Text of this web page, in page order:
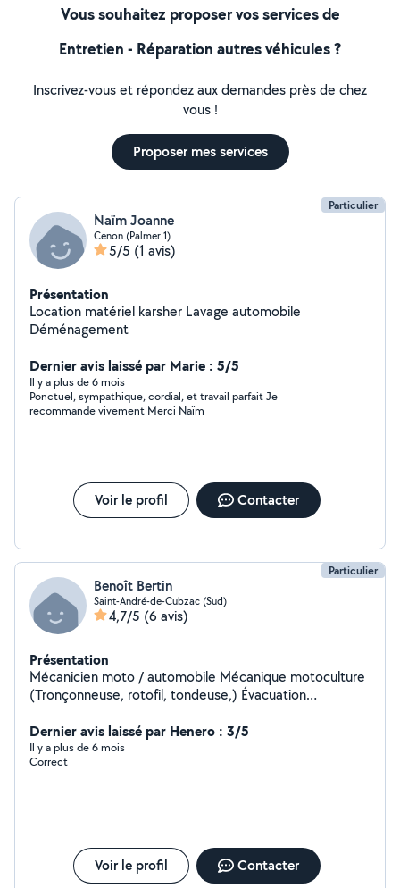
Vous souhaitez proposer vos services de
Entretien - Réparation autres véhicules ?
Inscrivez-vous et répondez aux demandes près de chez
vous !
Proposer mes services
Particulier
Naïm Joanne
Cenon (Palmer 1)
5/5 (1 avis)
Présentation
Location matériel karsher Lavage automobile
Déménagement
Dernier avis laissé par Marie : 5/5
Il y a plus de 6 mois
Ponctuel, sympathique, cordial, et travail parfait Je
recommande vivement Merci Naïm
Voir le profil Contacter
Particulier
Benoît Bertin
Saint-André-de-Cubzac (Sud)
4,7/5 (6 avis)
Présentation
Mécanicien moto / automobile Mécanique motoculture
(Tronçonneuse, rotofil, tondeuse,) Évacuation
Nettoyage industriel Manutention Entretien espaces
verts Couper et fendre du bois Bricoleur
Dernier avis laissé par Henero : 3/5
Il y a plus de 6 mois
Correct
Voir le profil Contacter